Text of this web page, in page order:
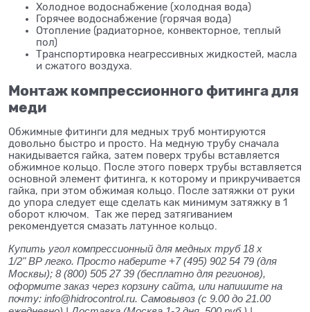
Холодное водоснабжение (холодная вода)
Горячее водоснабжение (горячая вода)
Отопление (радиаторное, конвекторное, теплый
пол)
Транспортировка неагрессивных жидкостей, масла
и сжатого воздуха.
Монтаж компрессионного фитинга для
меди
Обжимные фитинги для медных труб монтируются
довольно быстро и просто. На медную трубу сначала
накидывается гайка, затем поверх трубы вставляется
обжимное кольцо. После этого поверх трубы вставляется
основной элемент фитинга, к которому и прикручивается
гайка, при этом обжимая кольцо. После затяжки от руки
до упора следует еще сделать как минимум затяжку в 1
оборот ключом. Так же перед затягиванием
рекомендуется смазать латунное кольцо.
Купить угол компрессионный для медных труб 18 x
1/2" ВР легко. Просто наберите +7 (495) 902 54 79 (для
Москвы); 8 (800) 505 27 39 (бесплатно для регионов),
оформите заказ через корзину сайта, или напишите на
почту: info@hidrocontrol.ru. Самовывоз (с 9.00 до 21.00